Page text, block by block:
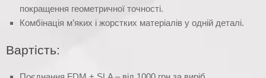
покращення геометричної точності.
Комбінація м’яких і жорстких матеріалів у одній деталі.
Вартість: